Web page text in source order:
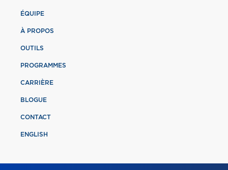
ÉQUIPE
À PROPOS
OUTILS
PROGRAMMES
CARRIÈRE
BLOGUE
CONTACT
ENGLISH